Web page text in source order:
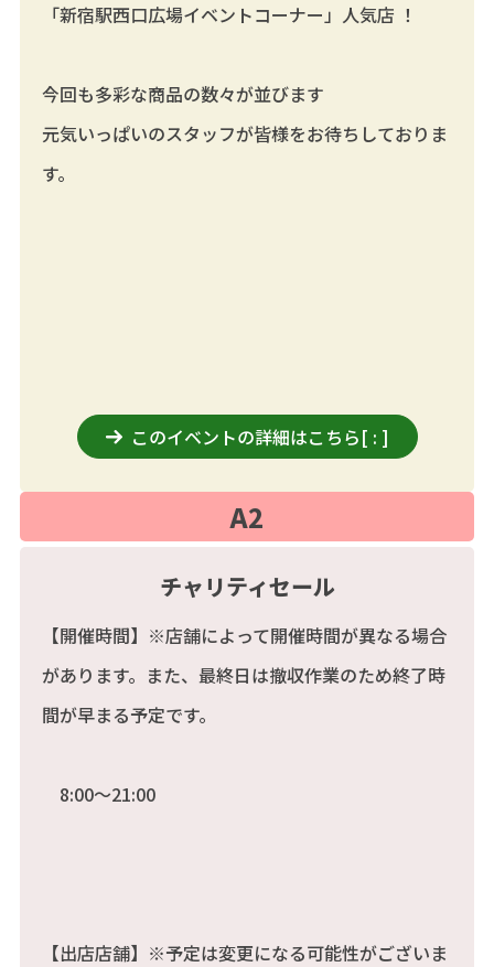
「新宿駅西口広場イベントコーナー」人気店 ！
今回も多彩な商品の数々が並びます
元気いっぱいのスタッフが皆様をお待ちしておりま
す。
このイベントの詳細はこちら[ : ]
A2
チャリティセール
【開催時間】※店舗によって開催時間が異なる場合
があります。また、最終日は撤収作業のため終了時
間が早まる予定です。
8:00～21:00
【出店店舗】※予定は変更になる可能性がございま